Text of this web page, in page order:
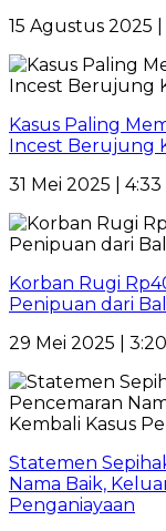
15 Agustus 2025
Kasus Paling
Incest Berujung
31 Mei 2025 |
Korban Rugi
Penipuan dari
29 Mei 2025 |
Statemen
Nama Baik,
Penganiayaan